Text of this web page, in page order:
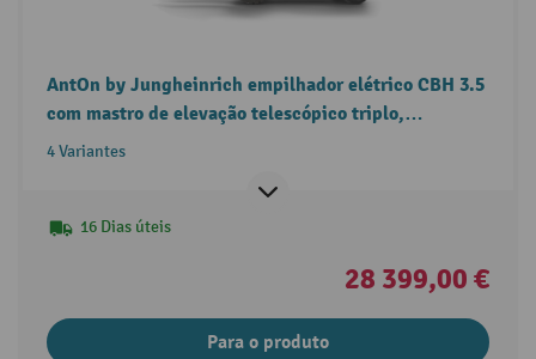
AntOn by Jungheinrich empilhador elétrico CBH 3.5
com mastro de elevação telescópico triplo,
capacidade de carga de 3500 kg, cabina de proteção
4 Variantes
16 Dias úteis
28 399,00 €
Para o produto